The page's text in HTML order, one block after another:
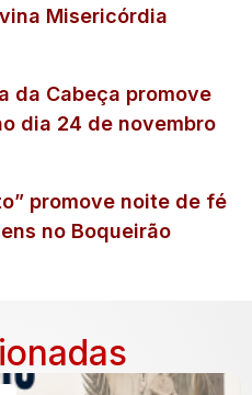
Misericórdia
da Cabeça promove
dia 24 de novembro
promove noite de fé
no Boqueirão